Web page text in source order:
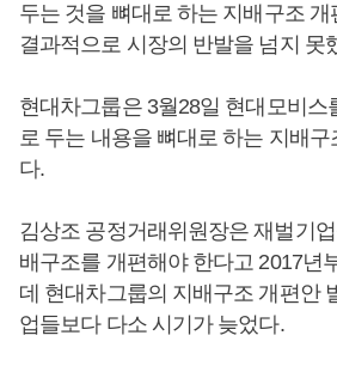
두는 것을 뼈대로 하는 지배구조
결과적으로 시장의 반발을 넘지 못
현대차그룹은 3월28일 현대모비스
로 두는 내용을 뼈대로 하는 지배
다.
김상조 공정거래위원장은 재벌기
배구조를 개편해야 한다고 2017년
데 현대차그룹의 지배구조 개편안
업들보다 다소 시기가 늦었다.